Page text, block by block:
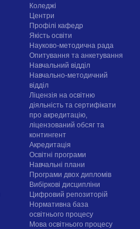
Коледжі
Центри
Профілі кафедр
Якість освіти
Науково-методична рада
Опитування та анкетування
Навчальний відділ
Навчально-методичний
відділ
Ліцензія на освітню
діяльність та сертифікати
про акредитацію,
ліцензований обсяг та
контингент
Акредитація
Освітні програми
Навчальні плани
Програми двох дипломів
Вибіркові дисципліни
Цифровий репозиторій
Нормативна база
освітнього процесу
Мова освітнього процесу